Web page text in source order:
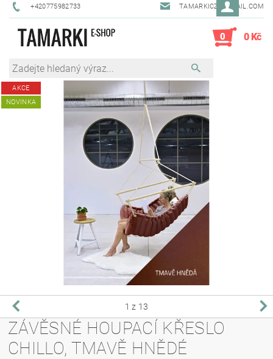
+420775982733 TAMARKICZ@GMAIL.COM
0 0 Kč
AKCE
NOVINKA
1 z 13
ZÁVĚSNÉ HOUPACÍ KŘESLO
CHILLO, TMAVĚ HNĚDÉ